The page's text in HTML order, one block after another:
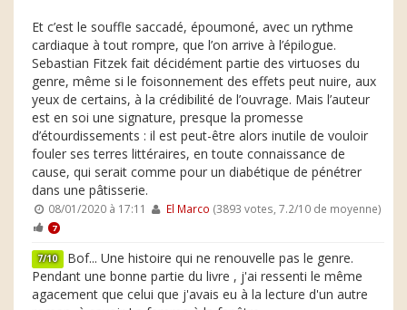
Et c’est le souffle saccadé, époumoné, avec un rythme
cardiaque à tout rompre, que l’on arrive à l’épilogue.
Sebastian Fitzek fait décidément partie des virtuoses du
genre, même si le foisonnement des effets peut nuire, aux
yeux de certains, à la crédibilité de l’ouvrage. Mais l’auteur
est en soi une signature, presque la promesse
d’étourdissements : il est peut-être alors inutile de vouloir
fouler ses terres littéraires, en toute connaissance de
cause, qui serait comme pour un diabétique de pénétrer
dans une pâtisserie.
08/01/2020 à 17:11 El Marco (3893 votes, 7.2/10 de moyenne)
7
7/10 Bof... Une histoire qui ne renouvelle pas le genre.
Pendant une bonne partie du livre , j'ai ressenti le même
agacement que celui que j'avais eu à la lecture d'un autre